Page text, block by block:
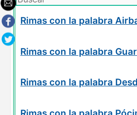
Rimas con la palabra
Rimas con la palabra
Rimas con la palabra